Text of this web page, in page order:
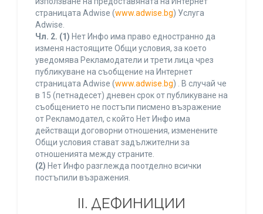
страницата Adwise (www.adwise.bg) Услуга
Adwise.
Чл. 2. (1) Нет Инфо има право едностранно да
изменя настоящите Общи условия, за което
уведомява Рекламодатели и трети лица чрез
публикуване на съобщение на Интернет
страницата Adwise (www.adwise.bg) . В случай че
в 15 (петнадесет) дневен срок от публикуване на
съобщението не постъпи писмено възражение
от Рекламодател, с който Нет Инфо има
действащи договорни отношения, изменените
Общи условия стават задължителни за
отношенията между страните.
(2) Нет Инфо разглежда поотделно всички
постъпили възражения.
ІІ. ДЕФИНИЦИИ